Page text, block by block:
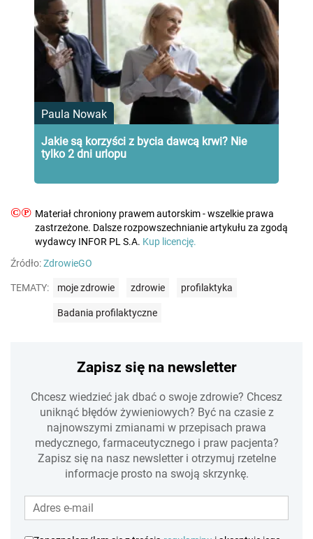
Paula Nowak
Jakie są korzyści z bycia dawcą krwi? Nie
tylko 2 dni urlopu
©℗ Materiał chroniony prawem autorskim - wszelkie prawa
zastrzeżone. Dalsze rozpowszechnianie artykułu za zgodą
wydawcy INFOR PL S.A. Kup licencję.
Źródło:ZdrowieGO
TEMATY: moje zdrowie zdrowie profilaktyka
Badania profilaktyczne
Zapisz się na newsletter
Chcesz wiedzieć jak dbać o swoje zdrowie? Chcesz
uniknąć błędów żywieniowych? Być na czasie z
najnowszymi zmianami w przepisach prawa
medycznego, farmaceutycznego i praw pacjenta?
Zapisz się na nasz newsletter i otrzymuj rzetelne
informacje prosto na swoją skrzynkę.